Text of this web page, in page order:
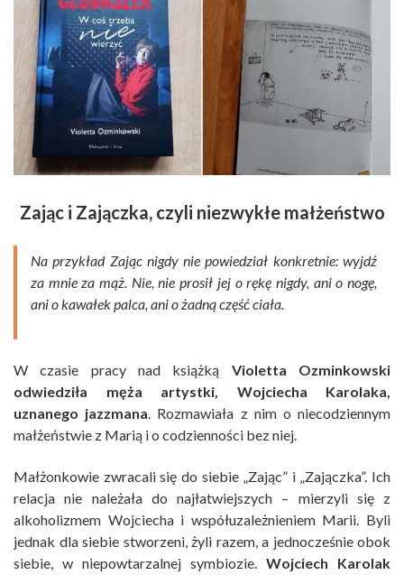
Zając i Zajączka, czyli niezwykłe małżeństwo
Na przykład Zając nigdy nie powiedział konkretnie: wyjdź
za mnie za mąż. Nie, nie prosił jej o rękę nigdy, ani o nogę,
ani o kawałek palca, ani o żadną część ciała.
W czasie pracy nad książką Violetta Ozminkowski
odwiedziła męża artystki, Wojciecha Karolaka,
uznanego jazzmana . Rozmawiała z nim o niecodziennym
małżeństwie z Marią i o codzienności bez niej.
Małżonkowie zwracali się do siebie „Zając” i „Zajączka”. Ich
relacja nie należała do najłatwiejszych – mierzyli się z
alkoholizmem Wojciecha i współuzależnieniem Marii. Byli
jednak dla siebie stworzeni, żyli razem, a jednocześnie obok
siebie, w niepowtarzalnej symbiozie. Wojciech Karolak